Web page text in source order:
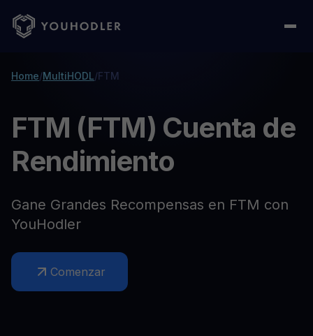
Home/MultiHODL/FTM
FTM (FTM) Cuenta de
Rendimiento
Gane Grandes Recompensas en FTM con
YouHodler
Comenzar